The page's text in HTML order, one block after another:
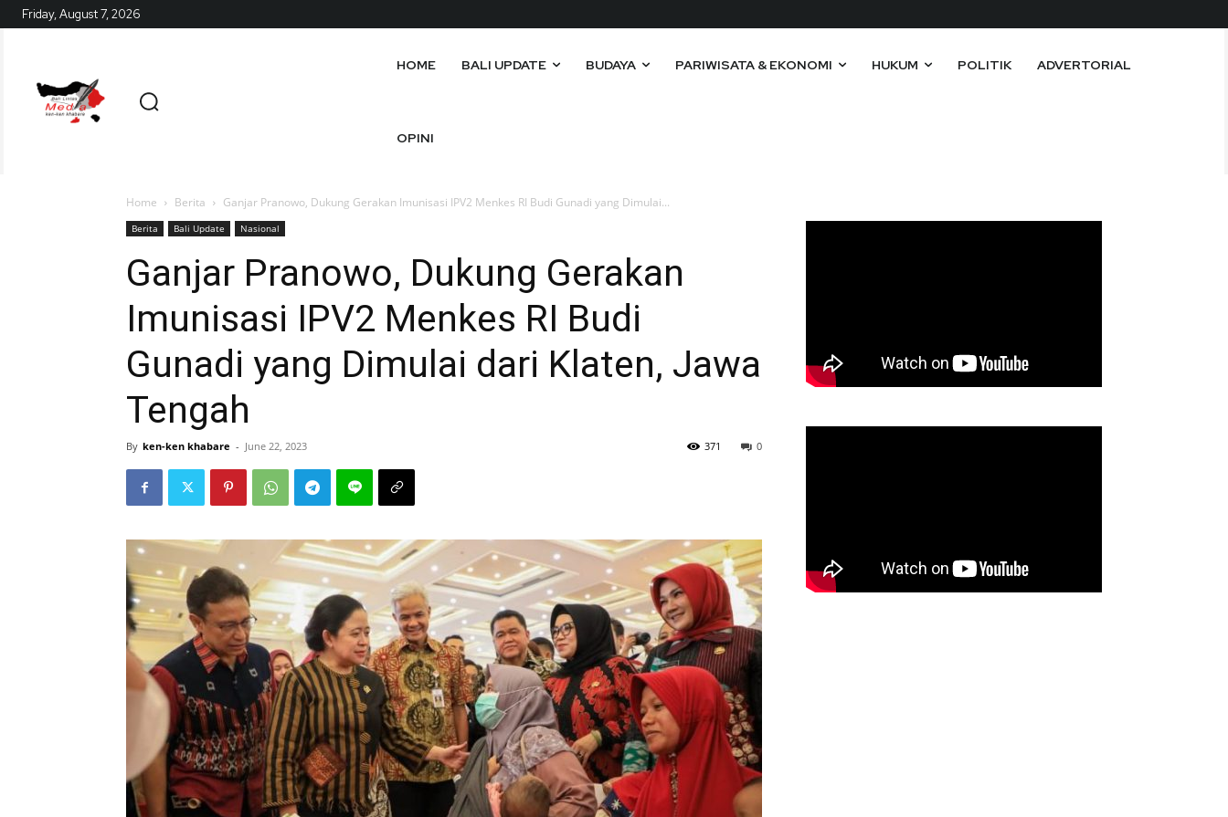
Friday, August 7, 2026
HOME BALI UPDATE BUDAYA PARIWISATA & EKONOMI HUKUM POLITIK ADVERTORIAL
OPINI
Home Berita Ganjar Pranowo, Dukung Gerakan Imunisasi IPV2 Menkes RI Budi Gunadi yang Dimulai...
Berita Bali Update Nasional
Ganjar Pranowo, Dukung Gerakan
Imunisasi IPV2 Menkes RI Budi
Gunadi yang Dimulai dari Klaten, Jawa
Tengah
By ken-ken khabare - June 22, 2023 0
371